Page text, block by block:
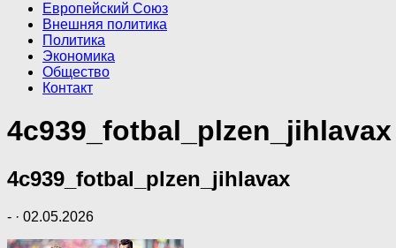
Европейский Союз
Внешняя политика
Политика
Экономика
Общество
Контакт
4c939_fotbal_plzen_jihlavax
4c939_fotbal_plzen_jihlavax
- · 02.05.2026